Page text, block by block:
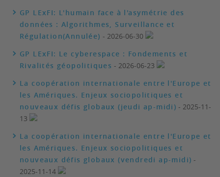
GP LExFI: L'humain face à l'asymétrie des
données : Algorithmes, Surveillance et
Régulation(Annulée) - 2026-06-30
GP LExFI: Le cyberespace : Fondements et
Rivalités géopolitiques - 2026-06-23
La coopération internationale entre l'Europe et
les Amériques. Enjeux sociopolitiques et
nouveaux défis globaux (jeudi ap-midi) - 2025-11-
13
La coopération internationale entre l'Europe et
les Amériques. Enjeux sociopolitiques et
nouveaux défis globaux (vendredi ap-midi) -
2025-11-14